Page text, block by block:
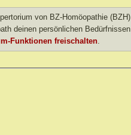
von BZ-Homöopathie (BZH)
deinen persönlichen Bedürfnissen
Funktionen freischalten